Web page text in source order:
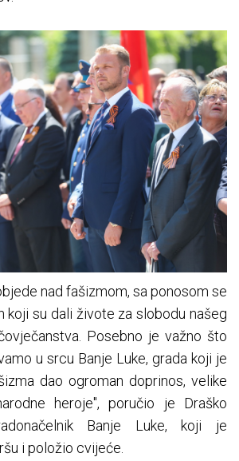
nad fašizmom, sa ponosom se
koji su dali živote za slobodu našeg
Posebno je važno što
u srcu Banje Luke, grada koji je
dao ogroman doprinos, velike
heroje", poručio je Draško
Banje Luke, koji je
i položio cvijeće.